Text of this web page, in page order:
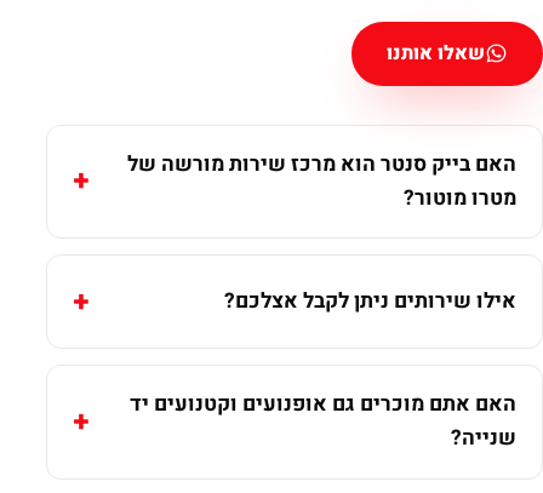
שאלו אותנו
האם בייק סנטר הוא מרכז שירות מורשה של
מטרו מוטור?
אילו שירותים ניתן לקבל אצלכם?
האם אתם מוכרים גם אופנועים וקטנועים יד
שנייה?